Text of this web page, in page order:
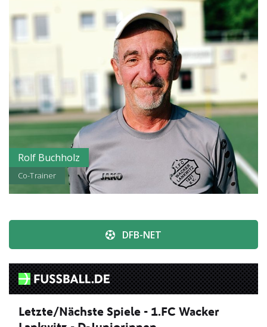
Rolf Buchholz
Co-Trainer
DFB-NET